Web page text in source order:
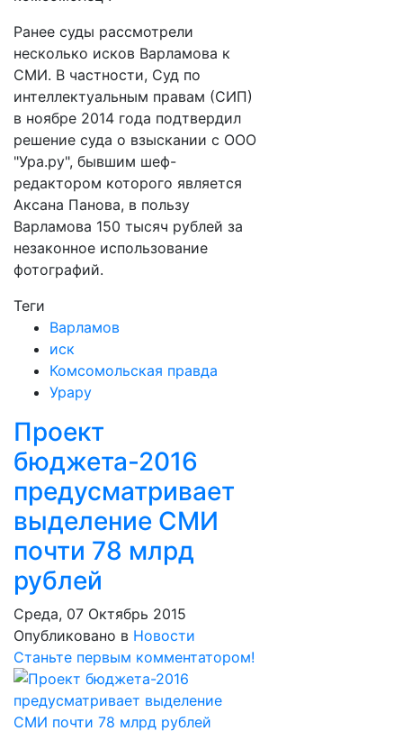
Ранее суды рассмотрели
несколько исков Варламова к
СМИ. В частности, Суд по
интеллектуальным правам (СИП)
в ноябре 2014 года подтвердил
решение суда о взыскании с ООО
"Ура.ру", бывшим шеф-
редактором которого является
Аксана Панова, в пользу
Варламова 150 тысяч рублей за
незаконное использование
фотографий.
Теги
Варламов
иск
Комсомольская правда
Урару
Проект
бюджета-2016
предусматривает
выделение СМИ
почти 78 млрд
рублей
Среда, 07 Октябрь 2015
Опубликовано в Новости
Станьте первым комментатором!